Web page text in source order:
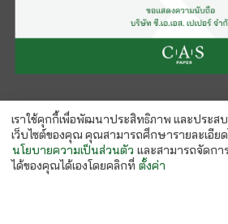
เราใช้คุกกี้เพื่อพัฒนาประสิทธิภาพ และประส
เว็บไซต์ของคุณ คุณสามารถศึกษารายละเอีย
นโยบายความเป็นส่วนตัว และสามารถจัดกา
ได้ของคุณได้เองโดยคลิกที่ ตั้งค่า